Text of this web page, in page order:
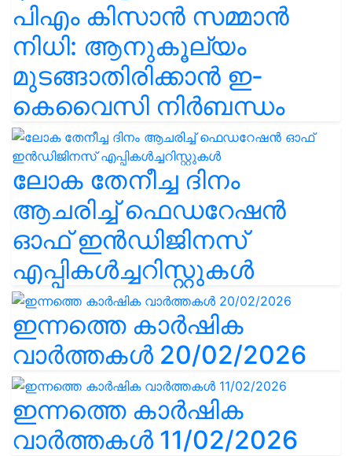
പിഎം കിസാൻ സമ്മാൻ
നിധി: ആനുകൂല്യം
മുടങ്ങാതിരിക്കാൻ ഇ-
കെവൈസി നിർബന്ധം
ലോക തേനീച്ച ദിനം
ആചരിച്ച് ഫെഡറേഷൻ
ഓഫ് ഇൻഡിജിനസ്
എപ്പികൾച്ചറിസ്റ്റുകൾ
ഇന്നത്തെ കാർഷിക
വാർത്തകൾ 20/02/2026
ഇന്നത്തെ കാർഷിക
വാർത്തകൾ 11/02/2026